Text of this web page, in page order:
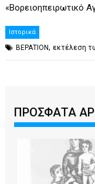
«Βορειοηπειρωτικό
Ιστορικά
ΒΕΡΑΤΙΟΝ, εκτέλεση
ΠΡΟΣΦΑΤΑ